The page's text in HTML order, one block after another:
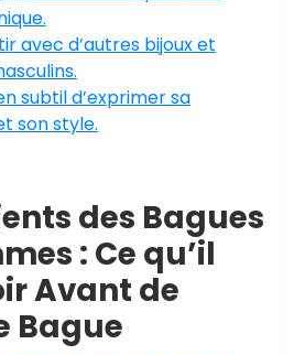
avec d’autres bijoux et
subtil d’exprimer sa
son style.
des Bagues
: Ce qu’il
Avant de
Bague